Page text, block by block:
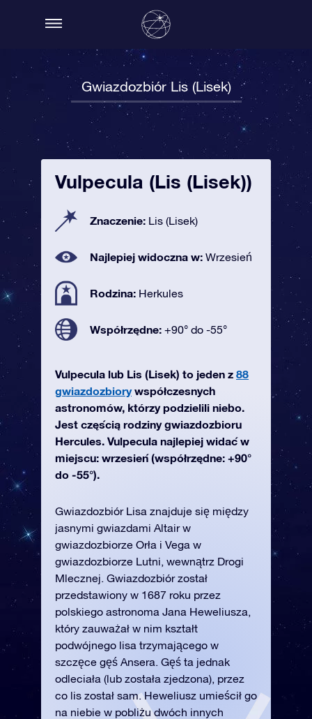
Gwiazdozbiór Lis (Lisek)
Vulpecula (Lis (Lisek))
Znaczenie: Lis (Lisek)
Najlepiej widoczna w: Wrzesień
Rodzina: Herkules
Współrzędne: +90° do -55°
Vulpecula lub Lis (Lisek) to jeden z 88
gwiazdozbiorywspółczesnych
astronomów, którzy podzielili niebo.
Jest częścią rodziny gwiazdozbioru
Hercules. Vulpecula najlepiej widać w
miejscu: wrzesień (współrzędne: +90°
do -55°).
Gwiazdozbiór Lisa znajduje się między
jasnymi gwiazdami Altair w
gwiazdozbiorze Orła i Vega w
gwiazdozbiorze Lutni, wewnątrz Drogi
Mlecznej. Gwiazdozbiór został
przedstawiony w 1687 roku przez
polskiego astronoma Jana Heweliusza,
który zauważał w nim kształt
podwójnego lisa trzymającego w
szczęce gęś Ansera. Gęś ta jednak
odleciała (lub została zjedzona), przez
co lis został sam. Heweliusz umieścił go
na niebie w pobliżu dwóch innych